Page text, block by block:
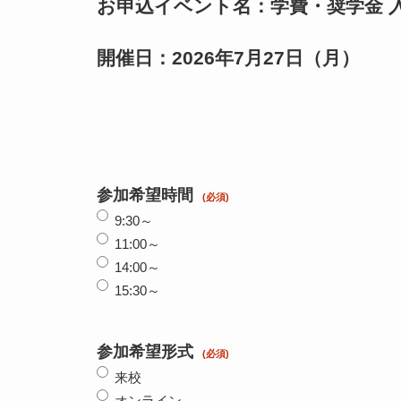
お申込イベント名：学費・奨学金
開催日：2026年7月27日（月）
参加希望時間
9:30～
11:00～
14:00～
15:30～
参加希望形式
来校